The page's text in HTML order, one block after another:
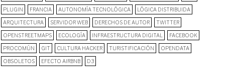
PLUGIN FRANCIA AUTONOMÍA TECNOLÓGICA LÓGICA DISTRIBUIDA
ARQUITECTURA SERVIDOR WEB DERECHOS DE AUTOR TWITTER
OPENSTREETMAPS ECOLOGÍA INFRAESTRUCTURA DIGITAL FACEBOOK
PROCOMÚN GIT CULTURA HACKER TURISTIFICACIÓN OPENDATA
OBSOLETOS EFECTO AIRBNB D3